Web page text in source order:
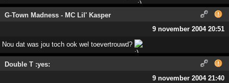
G-Town Madness - MC Lil' Kasper
9 november 2004 20:51
Nou dat was jou toch ook wel toevertrouwd?
Double T :yes:
9 november 2004 21:40